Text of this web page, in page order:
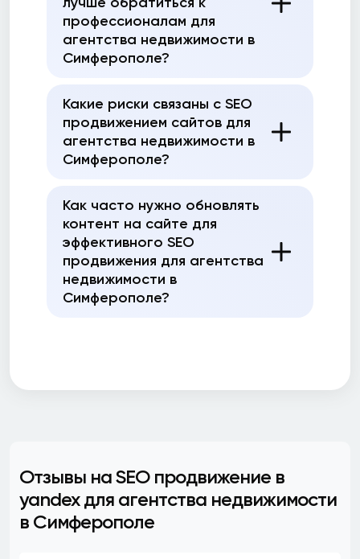
профессионалам для
агентства недвижимости в
Симферополе?
Какие риски связаны с SEO
продвижением сайтов для
агентства недвижимости в
Симферополе?
Как часто нужно обновлять
контент на сайте для
эффективного SEO
продвижения для агентства
недвижимости в
Симферополе?
Отзывы на SEO продвижение в
yandex для агентства недвижимости
в Симферополе